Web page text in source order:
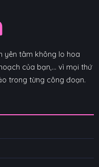
yên tâm không lo hoa
của bạn,... vì mọi thứ
trong từng công đoạn.